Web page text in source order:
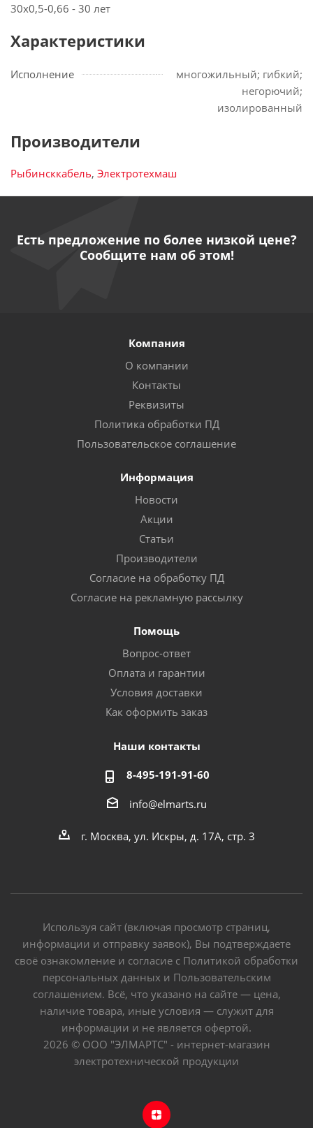
30х0,5-0,66 - 30 лет
Характеристики
Исполнение
многожильный; гибкий;
негорючий;
изолированный
Производители
Рыбинсккабель, Электротехмаш
Есть предложение по более низкой цене?
Сообщите нам об этом!
Компания
О компании
Контакты
Реквизиты
Политика обработки ПД
Пользовательское соглашение
Информация
Новости
Акции
Статьи
Производители
Согласие на обработку ПД
Согласие на рекламную рассылку
Помощь
Вопрос-ответ
Оплата и гарантии
Условия доставки
Как оформить заказ
Наши контакты
8-495-191-91-60
info@elmarts.ru
г. Москва, ул. Искры, д. 17А, стр. 3
Используя сайт (включая просмотр страниц,
информации и отправку заявок), Вы подтверждаете
своё ознакомление и согласие с Политикой обработки
персональных данных и Пользовательским
соглашением. Всё, что указано на сайте — цена,
наличие товара, иные условия — служит для
информации и не является офертой.
2026 © ООО "ЭЛМАРТС" - интернет-магазин
электротехнической продукции